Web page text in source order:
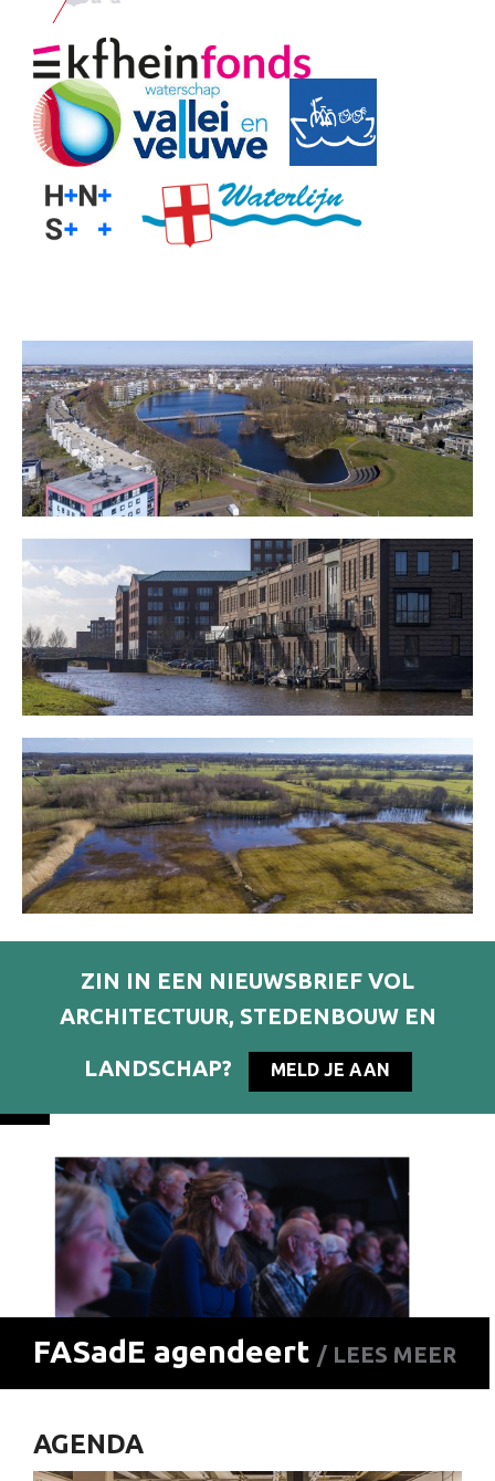
ZIN IN EEN NIEUWSBRIEF VOL
ARCHITECTUUR, STEDENBOUW EN
LANDSCHAP? MELD JE AAN
FASadE agendeert / LEES MEER
AGENDA